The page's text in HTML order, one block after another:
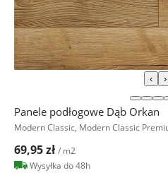
‹ ›
Panele podłogowe Dąb Orkan
Modern Classic, Modern Classic
69,95 zł / m2
Wysyłka do 48h